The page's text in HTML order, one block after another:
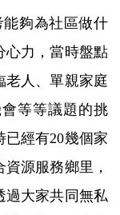
能夠為社區做什
心力，當時盤點
老人、單親家庭
等等議題的挑
已經有20幾個家
源服務鄉里，
過大家共同無私